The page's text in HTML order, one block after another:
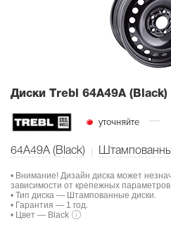
Диски Тrebl 64A49A (Black)
уточняйте
64A49A (Black)
• Внимание! Дизайн диска может
зависимости от крепежных параметров.
• Тип диска — Штампованные диски.
• Гарантия — 1 год.
• Цвет — Black